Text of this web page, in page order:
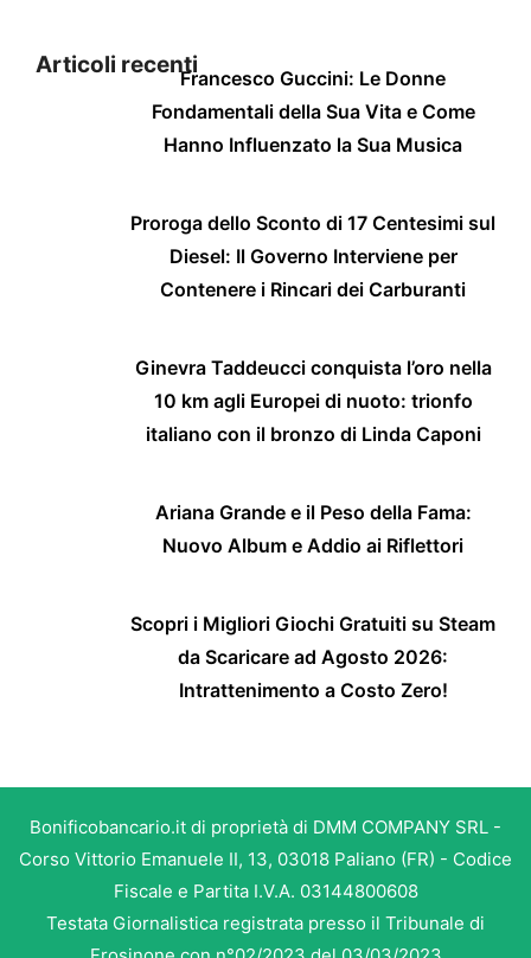
Articoli recentiFrancesco Guccini: Le Donne
Fondamentali della Sua Vita e Come
Hanno Influenzato la Sua Musica
Proroga dello Sconto di 17 Centesimi sul
Diesel: Il Governo Interviene per
Contenere i Rincari dei Carburanti
Ginevra Taddeucci conquista l’oro nella
10 km agli Europei di nuoto: trionfo
italiano con il bronzo di Linda Caponi
Ariana Grande e il Peso della Fama:
Nuovo Album e Addio ai Riflettori
Scopri i Migliori Giochi Gratuiti su Steam
da Scaricare ad Agosto 2026:
Intrattenimento a Costo Zero!
Bonificobancario.it di proprietà di DMM COMPANY SRL -
Corso Vittorio Emanuele II, 13, 03018 Paliano (FR) - Codice
Fiscale e Partita I.V.A. 03144800608
Testata Giornalistica registrata presso il Tribunale di